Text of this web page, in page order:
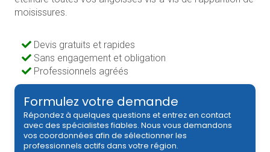
moisissures.
Devis gratuits et rapides
Sans engagement et obligation
Professionnels agréés
Formulez votre demande
Répondez à quelques questions et entrez en contact
avec des spécialistes fiables. Nous vous demandons
vos coordonnées afin de sélectionner les
professionnels actifs dans votre région.